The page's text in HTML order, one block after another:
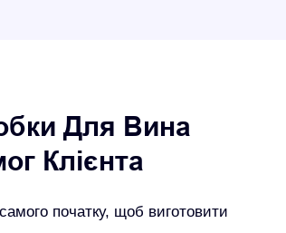
Для Вина
Клієнта
початку, щоб виготовити